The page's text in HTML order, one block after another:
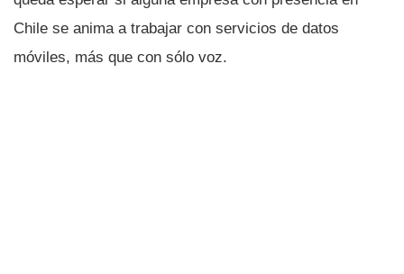
Chile se anima a trabajar con servicios de datos
móviles, más que con sólo voz.